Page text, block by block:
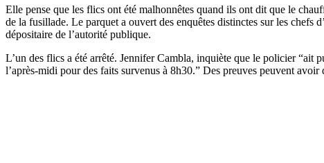
Elle pense que les flics ont été malhonnêtes quand ils ont dit que le
de la fusillade. Le parquet a ouvert des enquêtes distinctes sur les chefs
dépositaire de l’autorité publique.
L’un des flics a été arrêté. Jennifer Cambla, inquiète que le policier “ait
l’après-midi pour des faits survenus à 8h30.” Des preuves peuvent